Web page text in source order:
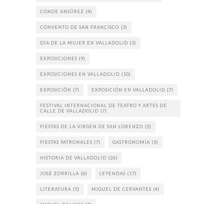
CONDE ANSÚREZ (4)
CONVENTO DE SAN FRANCISCO (3)
DÍA DE LA MUJER EN VALLADOLID (3)
EXPOSICIONES (9)
EXPOSICIONES EN VALLADOLID (10)
EXPOSICIÓN (7) EXPOSICIÓN EN VALLADOLID (7)
FESTIVAL INTERNACIONAL DE TEATRO Y ARTES DE
CALLE DE VALLADOLID (7)
FIESTAS DE LA VIRGEN DE SAN LORENZO (5)
FIESTAS PATRONALES (7) GASTRONOMÍA (5)
HISTORIA DE VALLADOLID (26)
JOSÉ ZORRILLA (6) LEYENDAS (17)
LITERATURA (5) MIGUEL DE CERVANTES (4)